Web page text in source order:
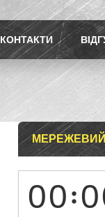
КОНТАКТИ
МЕРЕЖЕВИЙ
00 0